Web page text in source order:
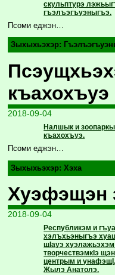
скульптурэ
гъэлъэгъуэныгъэ.
Псоми еджэн…
Зыхыхьэхэр:
къахохъуэ
2018-09-04
Налшык и
къахохъуэ.
Псоми еджэн…
Зыхыхьэхэр:Хэха
Хуэфэщэн
2018-09-04
Республикэм и
хэлъхьэныгъэ
щIауэ
творчествэмкIэ
центрым и
Жылэ Анатолэ.